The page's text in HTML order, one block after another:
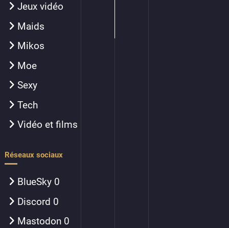
Jeux vidéo
Maids
Mikos
Moe
Sexy
Tech
Vidéo et films
Réseaux sociaux
BlueSky 0
Discord 0
Mastodon 0